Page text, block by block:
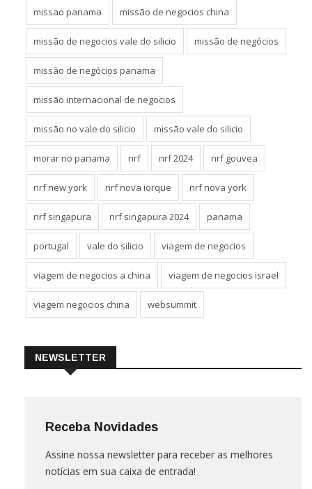
missao panama missão de negocios china
missão de negocios vale do silicio missão de negócios
missão de negócios panama
missão internacional de negocios
missão no vale do silicio missão vale do silicio
morar no panama nrf nrf 2024 nrf gouvea
nrf new york nrf nova iorque nrf nova york
nrf singapura nrf singapura 2024 panama
portugal vale do silicio viagem de negocios
viagem de negocios a china viagem de negocios israel
viagem negocios china websummit
NEWSLETTER
Receba Novidades
Assine nossa newsletter para receber as melhores
notícias em sua caixa de entrada!